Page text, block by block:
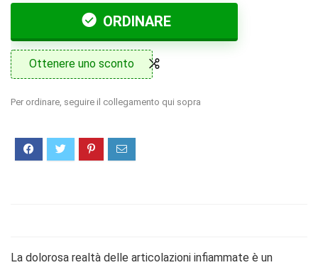
ORDINARE
Ottenere uno sconto
Per ordinare, seguire il collegamento qui sopra
La dolorosa realtà delle articolazioni infiammate è un